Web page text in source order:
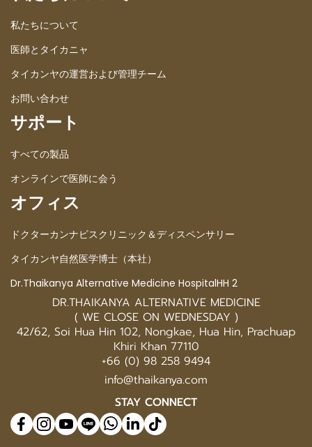
私たちについて
医師とタイカニャ
タイカンヤの運営および管理チーム
お問い合わせ
サポート
すべての製品
オンラインで医師に会う
オフィス
ドクターカンナビスクリニック＆ディスペンサリー
タイカンヤ自然医学博士（本社）
Dr.Thaikanya Alternative Medicine HospitalHH 2
DR.THAIKANYA ALTERNATIVE MEDICINE
( WE CLOSE ON WEDNESDAY )
42/62, Soi Hua Hin 102, Nongkae, Hua Hin, Prachuap
Khiri Khan 77110
+66 (0) 98 258 9494
info@thaikanya.com
STAY CONNECT